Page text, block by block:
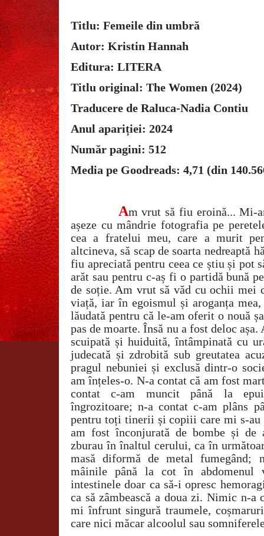
Titlu: Femeile din umbră
Autor: Kristin Hannah
Editura: LITERA
Titlu original: The Women (2024)
Traducere de Raluca-Nadia Contiu
Anul apariției: 2024
Număr pagini: 512
Media pe Goodreads: 4,71 (din
Am vrut să fiu eroină... Mi-
așeze cu mândrie fotografia pe
cea a fratelui meu, care a murit
altcineva, să scap de soarta nedreaptă
fiu apreciată pentru ceea ce știu și pot
arăt sau pentru c-aș fi o partidă bună
de soție. Am vrut să văd cu ochii mei
viață, iar în egoismul și aroganța
lăudată pentru că le-am oferit o nouă
pas de moarte. Însă nu a fost deloc
scuipată și huiduită, întâmpinată cu
judecată și zdrobită sub greutatea
pragul nebuniei și exclusă dintr-o
am înțeles-o. N-a contat că am fost
contat c-am muncit până la
îngrozitoare; n-a contat c-am plâns
pentru toți tinerii și copiii care mi s-au
am fost înconjurată de bombe și de
zburau în înaltul cerului, ca în
masă diformă de metal fumegând;
mâinile până la cot în abdomenul
intestinele doar ca să-i opresc
ca să zâmbească a doua zi. Nimic n-a
mi înfrunt singură traumele,
care nici măcar alcoolul sau